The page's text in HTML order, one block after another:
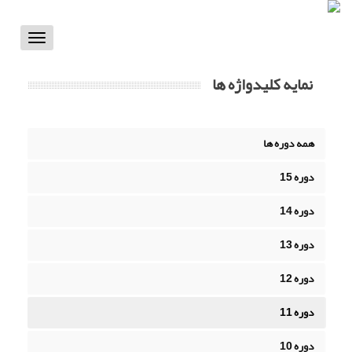
Toggle
نمایه کلیدواژه ها
همه دوره ها
دوره 15
دوره 14
دوره 13
دوره 12
دوره 11
دوره 10